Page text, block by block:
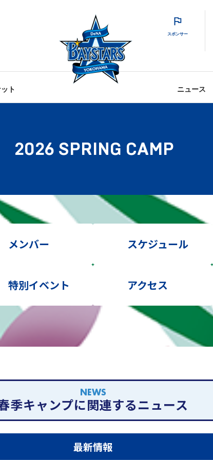
スポンサー
ト ニュース
2026 SPRING CAMP
メンバー スケジュール
特別イベント アクセス
NEWS
季キャンプに関連するニュース
最新情報